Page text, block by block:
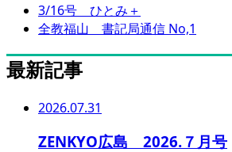
3/16号 ひとみ＋
全教福山 書記局通信 No,1
最新記事
2026.07.31
ZENKYO広島 2026.７月号